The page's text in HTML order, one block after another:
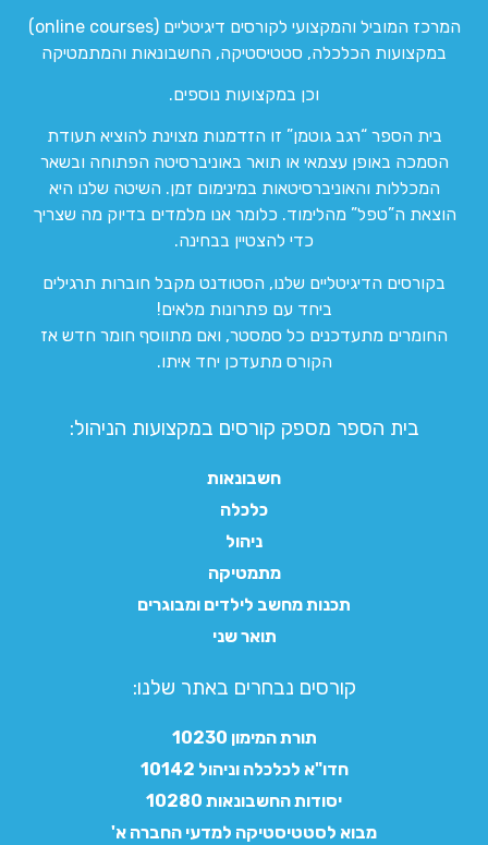
המרכז המוביל והמקצועי לקורסים דיגיטליים (online courses)
במקצועות הכלכלה, סטטיסטיקה, החשבונאות והמתמטיקה
וכן במקצועות נוספים.
בית הספר “רגב גוטמן” זו הזדמנות מצוינת להוציא תעודת
הסמכה באופן עצמאי או תואר באוניברסיטה הפתוחה ובשאר
המכללות והאוניברסיטאות במינימום זמן. השיטה שלנו היא
הוצאת ה”טפל” מהלימוד. כלומר אנו מלמדים בדיוק מה שצריך
כדי להצטיין בבחינה.
בקורסים הדיגיטליים שלנו, הסטודנט מקבל חוברות תרגילים
ביחד עם פתרונות מלאים!
החומרים מתעדכנים כל סמסטר, ואם מתווסף חומר חדש אז
הקורס מתעדכן יחד איתו.
בית הספר מספק קורסים במקצועות הניהול:
חשבונאות
כלכלה
ניהול
מתמטיקה
תכנות מחשב לילדים ומבוגרים
תואר שני
קורסים נבחרים באתר שלנו:​
תורת המימון 10230
חדו"א לכלכלה וניהול 10142
יסודות החשבונאות 10280
מבוא לסטטיסטיקה למדעי החברה א'